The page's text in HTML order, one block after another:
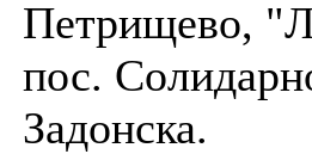
Петрищево,
пос.
Задонска.